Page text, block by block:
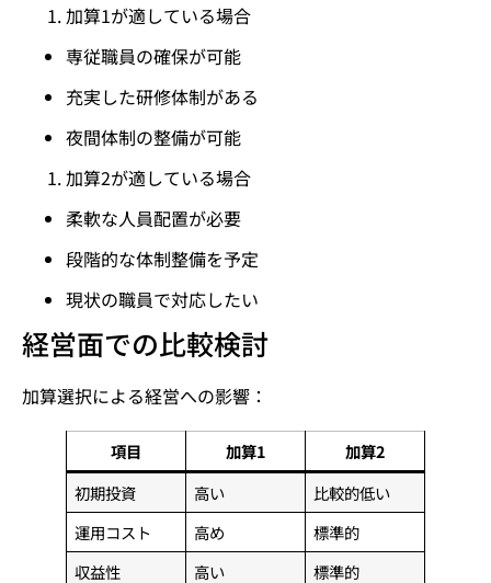
加算1が適している場合
専従職員の確保が可能
充実した研修体制がある
夜間体制の整備が可能
加算2が適している場合
柔軟な人員配置が必要
段階的な体制整備を予定
現状の職員で対応したい
経営面での比較検討
加算選択による経営への影響：
項目 加算1
加算2
初期投資
高い
比較的低い
運用コスト
高め
標準的
収益性
高い
標準的